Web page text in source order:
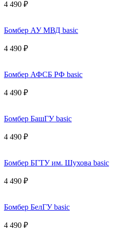
4 490 ₽
Бомбер АУ МВД basic
4 490 ₽
Бомбер АФСБ РФ basic
4 490 ₽
Бомбер БашГУ basic
4 490 ₽
Бомбер БГТУ им. Шухова basic
4 490 ₽
Бомбер БелГУ basic
4 490 ₽